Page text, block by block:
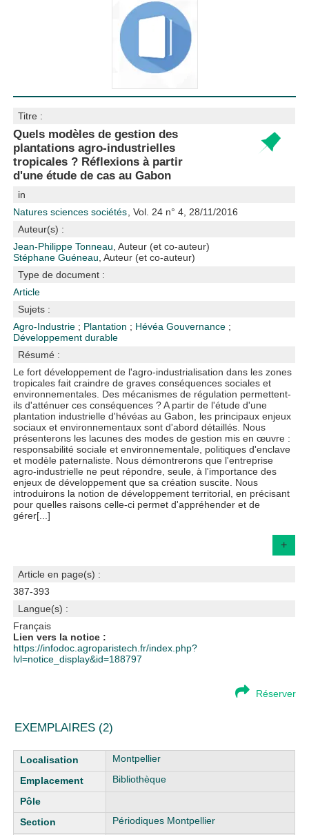
Titre :
Quels modèles de gestion des
plantations agro-industrielles
tropicales ? Réflexions à partir
d'une étude de cas au Gabon
in
Natures sciences sociétés , Vol. 24 n° 4, 28/11/2016
Auteur(s) :
Jean-Philippe Tonneau , Auteur (et co-auteur)
Stéphane Guéneau , Auteur (et co-auteur)
Type de document :
Article
Sujets :
Agro-Industrie ; Plantation ; HévéaGouvernance ;
Développement durable
Résumé :
Le fort développement de l'agro-industrialisation dans les zones
tropicales fait craindre de graves conséquences sociales et
environnementales. Des mécanismes de régulation permettent-
ils d'atténuer ces conséquences ? A partir de l'étude d'une
plantation industrielle d'hévéas au Gabon, les principaux enjeux
sociaux et environnementaux sont d'abord détaillés. Nous
présenterons les lacunes des modes de gestion mis en œuvre :
responsabilité sociale et environnementale, politiques d'enclave
et modèle paternaliste. Nous démontrerons que l'entreprise
agro-industrielle ne peut répondre, seule, à l'importance des
enjeux de développement que sa création suscite. Nous
introduirons la notion de développement territorial, en précisant
pour quelles raisons celle-ci permet d'appréhender et de
gérer[...]
+
Article en page(s) :
387-393
Langue(s) :
Français
Lien vers la notice :
https://infodoc.agroparistech.fr/index.php?
lvl=notice_display&id=188797
Réserver
EXEMPLAIRES (2)
Liste des exemplaires
Montpellier
Bibliothèque
Périodiques Montpellier